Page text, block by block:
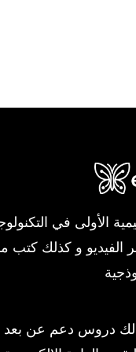
الفيديو و كذلك كتب
دروس دعم عن بعد